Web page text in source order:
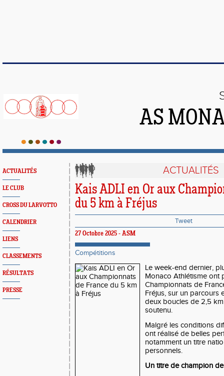
AS
ACTUALITÉS
LE CLUB
CROSS DU LARVOTTO
CALENDRIER
LIENS
CLASSEMENTS
RÉSULTATS
PRESSE
ACTUALITÉS
Kais ADLI en Or aux
du 5 km à Fréjus
Tweet
27 Octobre 2025 - ASM
Compétitions
Le week-end dernier,
Monaco Athlétisme ont
Championnats de
Fréjus, sur un parcours
deux boucles de 2,5
soutenu.
Malgré les conditions
ont réalisé de belles
notamment un titre
personnels.
Un titre de champion